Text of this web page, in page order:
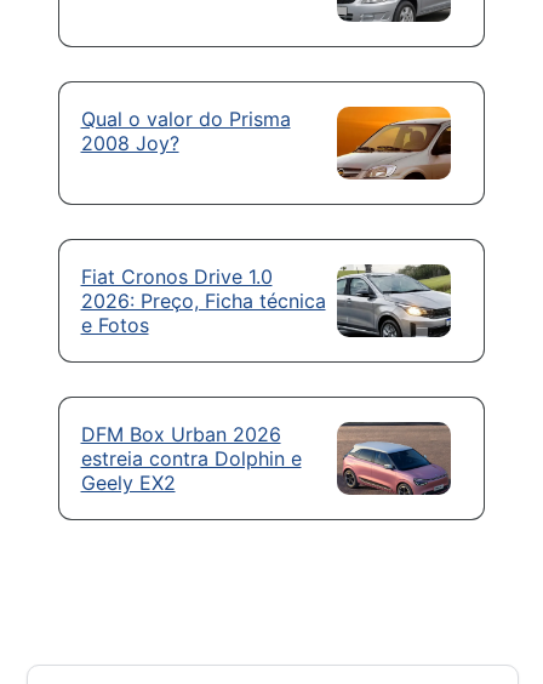
Qual o valor do Prisma
2008 Joy?
Fiat Cronos Drive 1.0
2026: Preço, Ficha técnica
e Fotos
DFM Box Urban 2026
estreia contra Dolphin e
Geely EX2